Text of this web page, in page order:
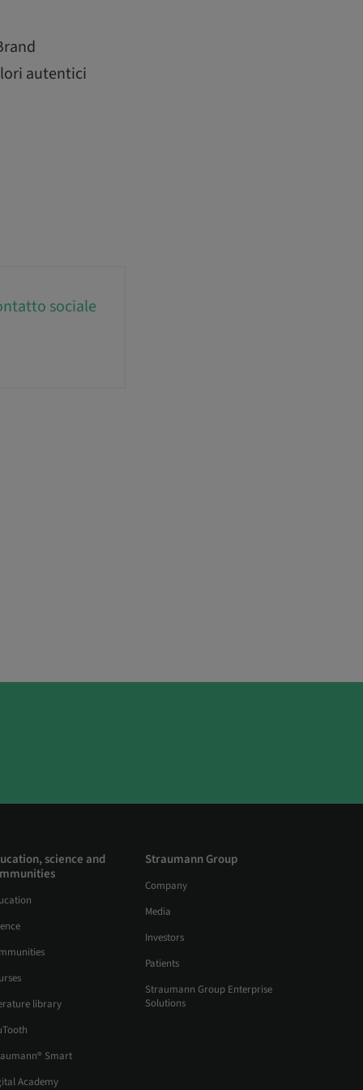
autentici
sociale
science and
library
Smart
Academy
Straumann Group
Company
Media
Investors
Patients
Straumann Group Enterprise
Solutions